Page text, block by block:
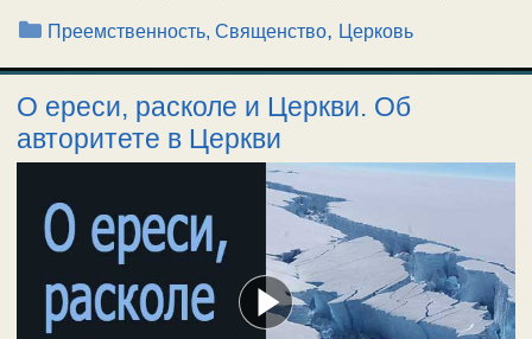
Рубрики
Преемственность, Священство, Церковь
О ереси, расколе и Церкви. Об
авторитете в Церкви